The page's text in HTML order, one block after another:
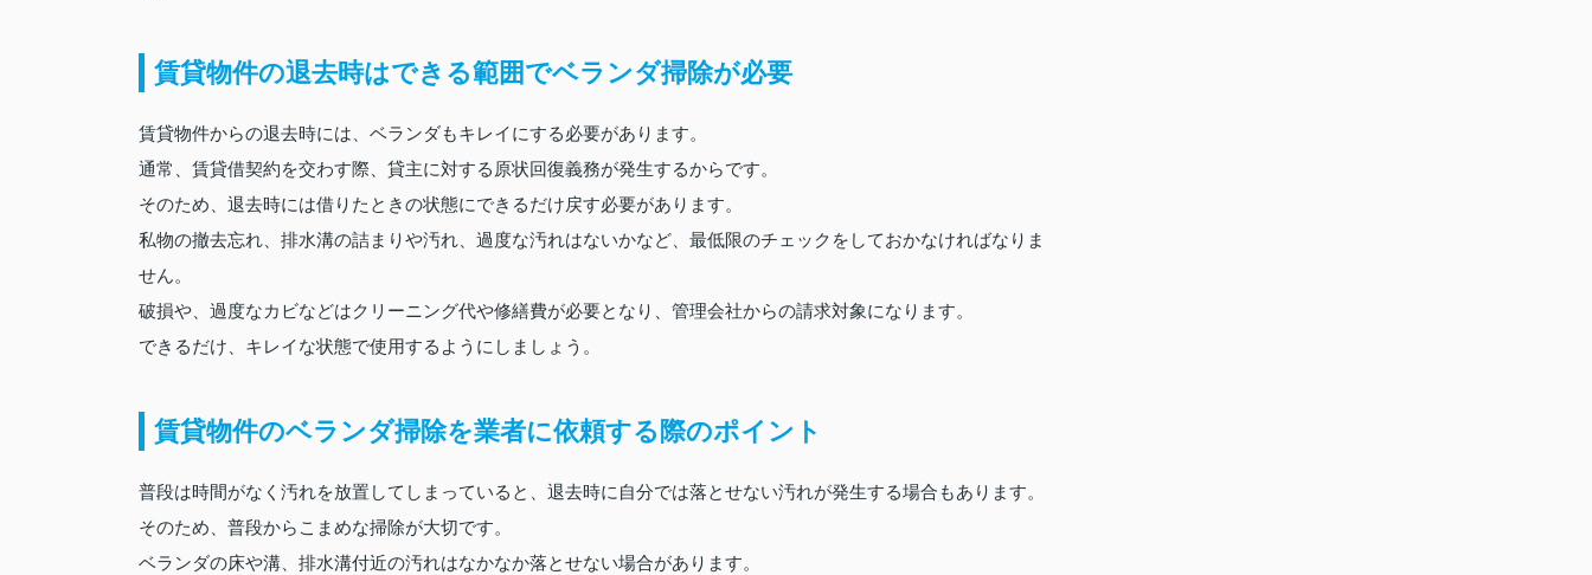
賃貸物件の退去時はできる範囲でベランダ掃除が必要
賃貸物件からの退去時には、ベランダもキレイにする必要があります。
通常、賃貸借契約を交わす際、貸主に対する原状回復義務が発生するからです。
そのため、退去時には借りたときの状態にできるだけ戻す必要があります。
私物の撤去忘れ、排水溝の詰まりや汚れ、過度な汚れはないかなど、最低限のチェックをしておかなければなりま
せん。
破損や、過度なカビなどはクリーニング代や修繕費が必要となり、管理会社からの請求対象になります。
できるだけ、キレイな状態で使用するようにしましょう。
賃貸物件のベランダ掃除を業者に依頼する際のポイント
普段は時間がなく汚れを放置してしまっていると、退去時に自分では落とせない汚れが発生する場合もあります。
そのため、普段からこまめな掃除が大切です。
ベランダの床や溝、排水溝付近の汚れはなかなか落とせない場合があります。